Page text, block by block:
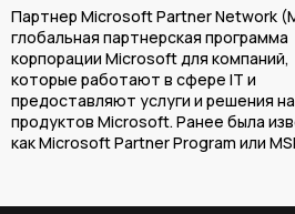
Партнер Microsoft Partner Network
глобальная партнерская программа
корпорации Microsoft для компаний,
которые работают в сфере IT и
предоставляют услуги и решения
продуктов Microsoft. Ранее была
как Microsoft Partner Program или